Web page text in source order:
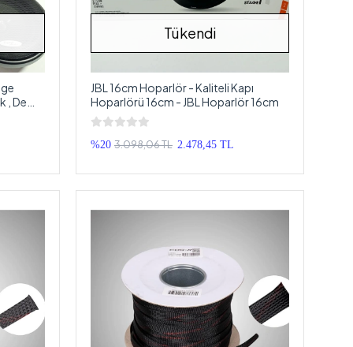
Demir
Tükendi
JBL 16cm Hoparlör - Kaliteli Kapı
Hoparlörü 16cm - JBL Hoparlör 16cm
%20 3.098,06 TL 2.478,45 TL